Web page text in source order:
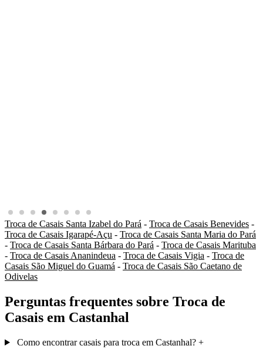
Troca de Casais Santa Izabel do Pará - Troca de Casais Benevides -
Troca de Casais Igarapé-Açu - Troca de Casais Santa Maria do Pará
- Troca de Casais Santa Bárbara do Pará - Troca de Casais Marituba
- Troca de Casais Ananindeua - Troca de Casais Vigia - Troca de
Casais São Miguel do Guamá - Troca de Casais São Caetano de
Odivelas
Perguntas frequentes sobre Troca de
Casais em Castanhal
Como encontrar casais para troca em Castanhal? +